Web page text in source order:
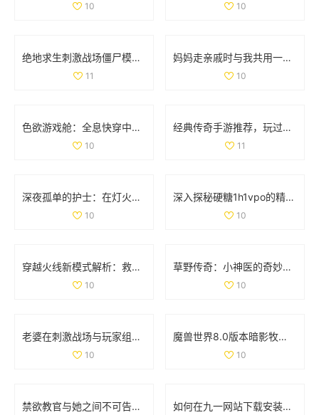
10 10
绝地求生刺激战场僵尸模式详细攻略与玩法解析
11
妈妈走亲戚时与我共用一间房子的利与弊探讨
10
色欲游戏舱：全息快穿中的情感交错与命运挑战之旅
10
经典传奇手游推荐，玩过这两款你绝对老道了！
11
深夜孤单的护士：在灯火阑珊中守护生命的坚定身影
10
深入探秘硬糖1h1vpo的精彩世界与独特魅力
10
穿越火线新模式解析：救世主与生化终结者的精彩对抗
10
草野传奇：小神医的奇妙人生与风流韵事
10
老婆在刺激战场与玩家组队搭档，让我心酸不已
10
魔兽世界8.0版本暗影牧师PVP天赋全面解析与最佳选择指南
10
禁欲教官与她之间不可告人的秘密与欲望探寻 如何在九一网站下载安装NBA应用程序的详细步骤解析